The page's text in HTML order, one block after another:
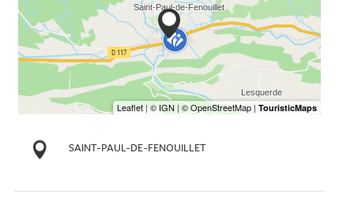
SAINT-PAUL-DE-FENOUILLET